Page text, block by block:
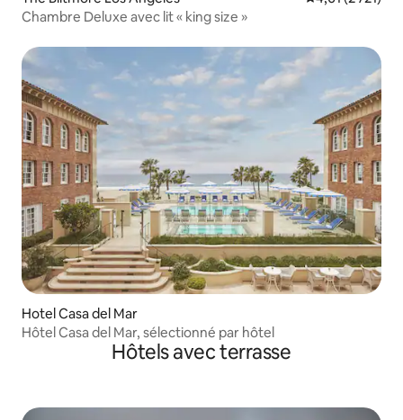
Chambre Deluxe avec lit « king size »
Hotel Casa del Mar
Hôtel Casa del Mar, sélectionné par hôtel
Hôtels avec terrasse